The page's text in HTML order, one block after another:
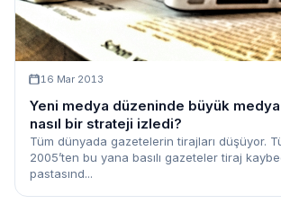
16 Mar 2013
Yeni medya düzeninde büyük
nasıl bir strateji izledi?
Tüm dünyada gazetelerin tirajları düşüyor.
2005’ten bu yana basılı gazeteler tiraj
pastasınd...